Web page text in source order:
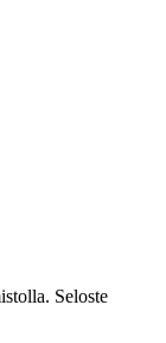
Seloste